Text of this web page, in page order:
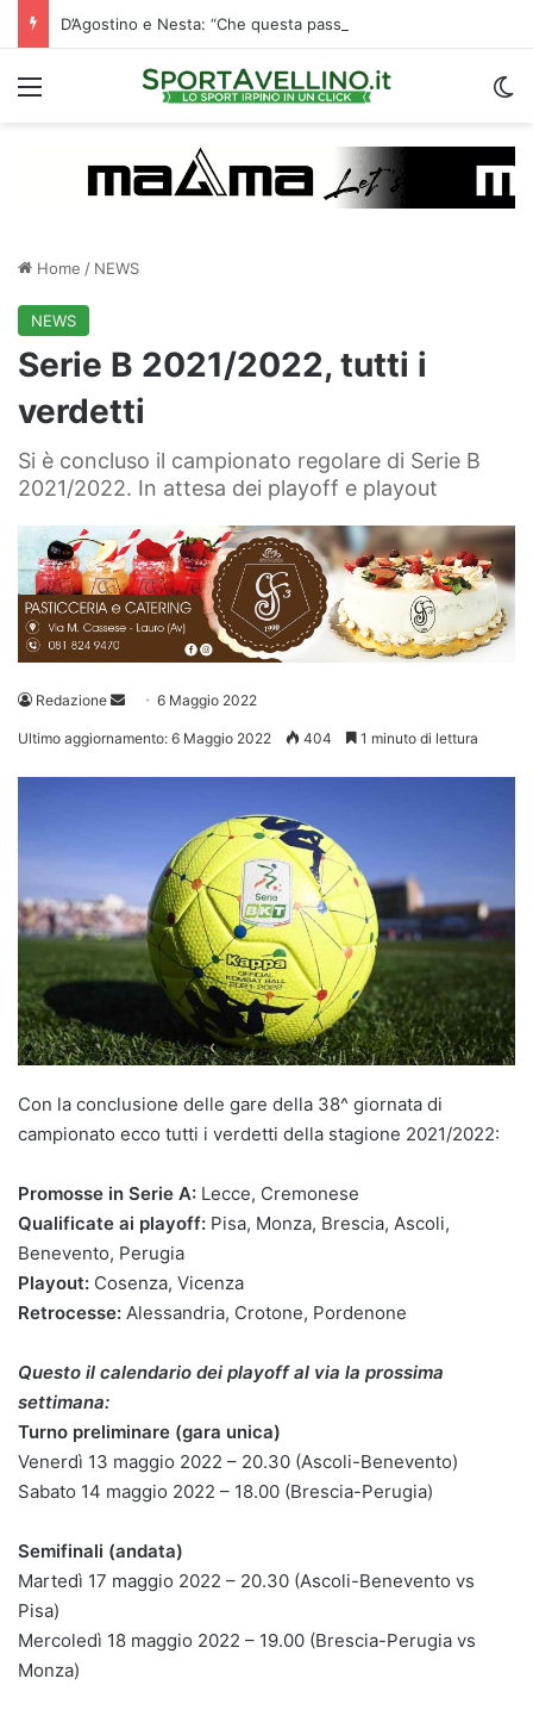
Menu
Home / NEWS
NEWS
Serie B 2021/2022, tutti i
verdetti
Si è concluso il campionato regolare di Serie B
2021/2022. In attesa dei playoff e playout
Redazione
Invia 6 Maggio 2022
Ultimo aggiornamento: 6 Maggio 2022 404 1 minuto di lettura
Con la conclusione delle gare della 38^ giornata di
campionato ecco tutti i verdetti della stagione 2021/2022:
Promosse in Serie A: Lecce, Cremonese
Qualificate ai playoff: Pisa, Monza, Brescia, Ascoli,
Benevento, Perugia
Playout: Cosenza, Vicenza
Retrocesse: Alessandria, Crotone, Pordenone
Questo il calendario dei playoff al via la prossima
settimana:
Turno preliminare (gara unica)
Venerdì 13 maggio 2022 – 20.30 (Ascoli-Benevento)
Sabato 14 maggio 2022 – 18.00 (Brescia-Perugia)
Semifinali (andata)
Martedì 17 maggio 2022 – 20.30 (Ascoli-Benevento vs
Pisa)
Mercoledì 18 maggio 2022 – 19.00 (Brescia-Perugia vs
Monza)